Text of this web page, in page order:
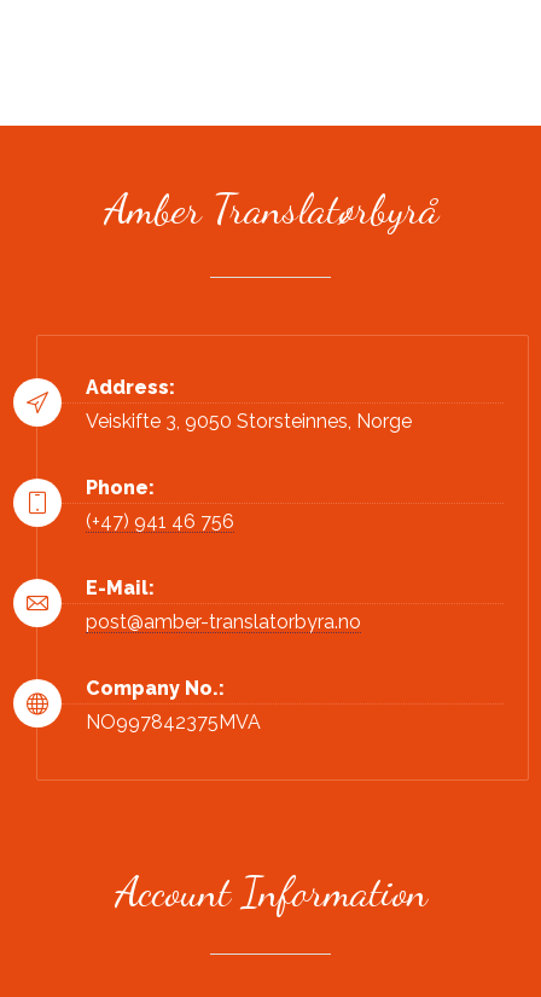
i god tid og foreslår gode løsninger
Amber Translatørbyrå
Address:
Veiskifte 3, 9050 Storsteinnes, Norge
Phone:
(+47) 941 46 756
E-Mail:
post@amber-translatorbyra.no
Company No.:
NO997842375MVA
Account Information